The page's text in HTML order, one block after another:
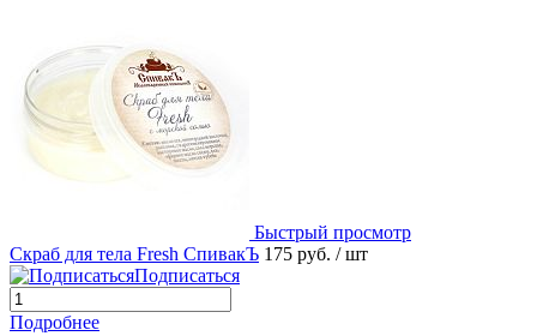
Быстрый просмотр
Скраб для тела Fresh СпивакЪ 175 руб. / шт
Подписаться
Подробнее